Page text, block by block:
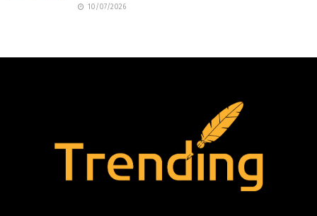
10/07/2026